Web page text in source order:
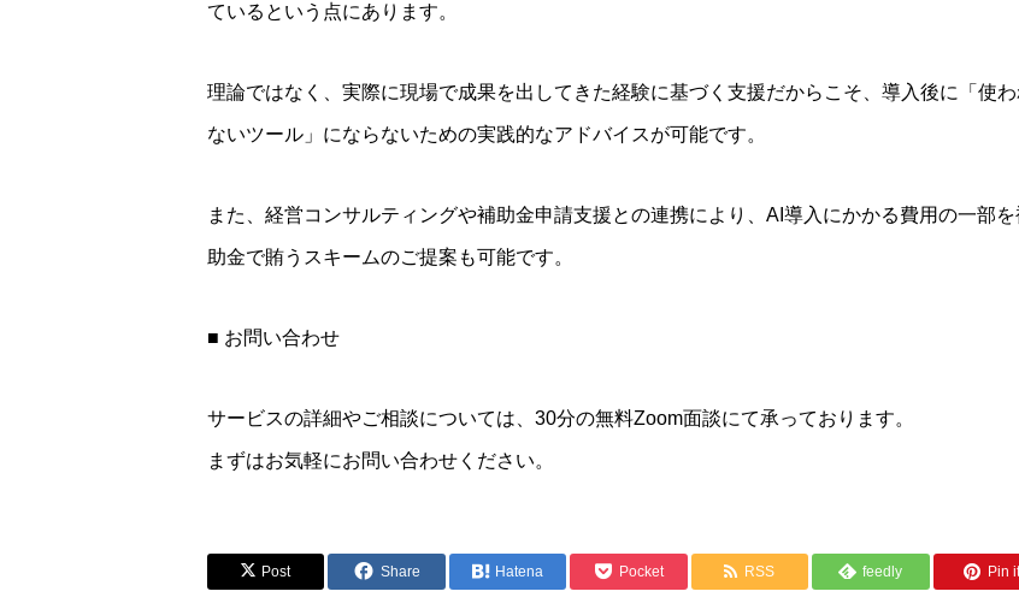
ているという点にあります。
理論ではなく、実際に現場で成果を出してきた経験に基づく支援だからこそ、導入後に「使
ないツール」にならないための実践的なアドバイスが可能です。
また、経営コンサルティングや補助金申請支援との連携により、AI導入にかかる費用の一部を
助金で賄うスキームのご提案も可能です。
■ お問い合わせ
サービスの詳細やご相談については、30分の無料Zoom面談にて承っております。
まずはお気軽にお問い合わせください。
Post Share Hatena Pocket RSS feedly Pin